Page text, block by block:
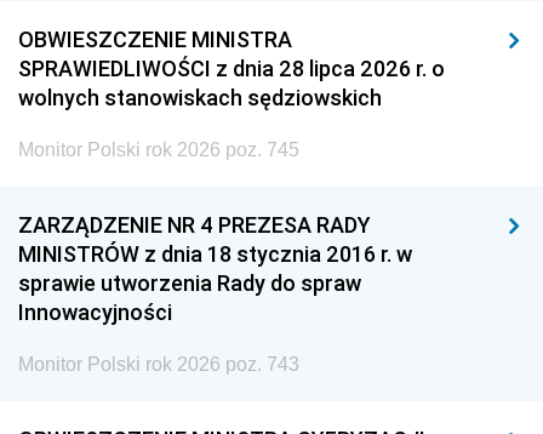
OBWIESZCZENIE MINISTRA
SPRAWIEDLIWOŚCI z dnia 28 lipca 2026 r. o
wolnych stanowiskach sędziowskich
Monitor Polski rok 2026 poz. 745
ZARZĄDZENIE NR 4 PREZESA RADY
MINISTRÓW z dnia 18 stycznia 2016 r. w
sprawie utworzenia Rady do spraw
Innowacyjności
Monitor Polski rok 2026 poz. 743